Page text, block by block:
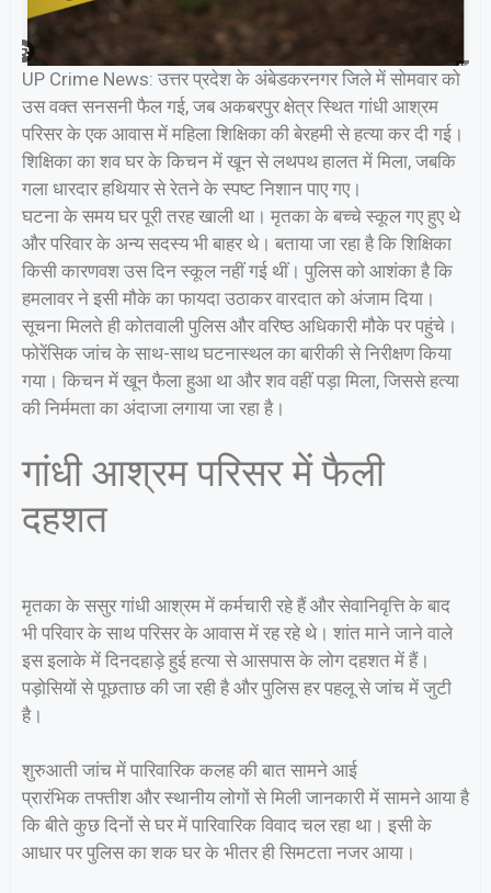
UP Crime News: उत्तर प्रदेश के अंबेडकरनगर जिले में सोमवार को
उस वक्त सनसनी फैल गई, जब अकबरपुर क्षेत्र स्थित गांधी आश्रम
परिसर के एक आवास में महिला शिक्षिका की बेरहमी से हत्या कर दी गई।
शिक्षिका का शव घर के किचन में खून से लथपथ हालत में मिला, जबकि
गला धारदार हथियार से रेतने के स्पष्ट निशान पाए गए।
घटना के समय घर पूरी तरह खाली था। मृतका के बच्चे स्कूल गए हुए थे
और परिवार के अन्य सदस्य भी बाहर थे। बताया जा रहा है कि शिक्षिका
किसी कारणवश उस दिन स्कूल नहीं गई थीं। पुलिस को आशंका है कि
हमलावर ने इसी मौके का फायदा उठाकर वारदात को अंजाम दिया।
सूचना मिलते ही कोतवाली पुलिस और वरिष्ठ अधिकारी मौके पर पहुंचे।
फोरेंसिक जांच के साथ-साथ घटनास्थल का बारीकी से निरीक्षण किया
गया। किचन में खून फैला हुआ था और शव वहीं पड़ा मिला, जिससे हत्या
की निर्ममता का अंदाजा लगाया जा रहा है।
गांधी आश्रम परिसर में फैली
दहशत
मृतका के ससुर गांधी आश्रम में कर्मचारी रहे हैं और सेवानिवृत्ति के बाद
भी परिवार के साथ परिसर के आवास में रह रहे थे। शांत माने जाने वाले
इस इलाके में दिनदहाड़े हुई हत्या से आसपास के लोग दहशत में हैं।
पड़ोसियों से पूछताछ की जा रही है और पुलिस हर पहलू से जांच में जुटी
है।
शुरुआती जांच में पारिवारिक कलह की बात सामने आई
प्रारंभिक तफ्तीश और स्थानीय लोगों से मिली जानकारी में सामने आया है
कि बीते कुछ दिनों से घर में पारिवारिक विवाद चल रहा था। इसी के
आधार पर पुलिस का शक घर के भीतर ही सिमटता नजर आया।